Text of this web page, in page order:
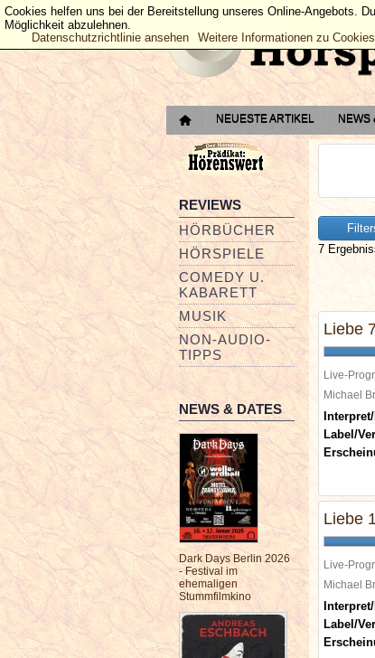
NEUESTE ARTIKEL NEWS
REVIEWS
HÖRBÜCHER
HÖRSPIELE
COMEDY U.
KABARETT
MUSIK
NON-AUDIO-
TIPPS
NEWS & DATES
Dark Days Berlin 2026
- Festival im
ehemaligen
Stummfilmkino
7
Liebe
Live-
Michael
Label/
Liebe
Live-
Michael
Label/
Cookies helfen uns bei der Bereitstellung unseres Online-Angebots.
Möglichkeit abzulehnen.
Datenschutzrichtlinie ansehen
Weitere Informationen zu